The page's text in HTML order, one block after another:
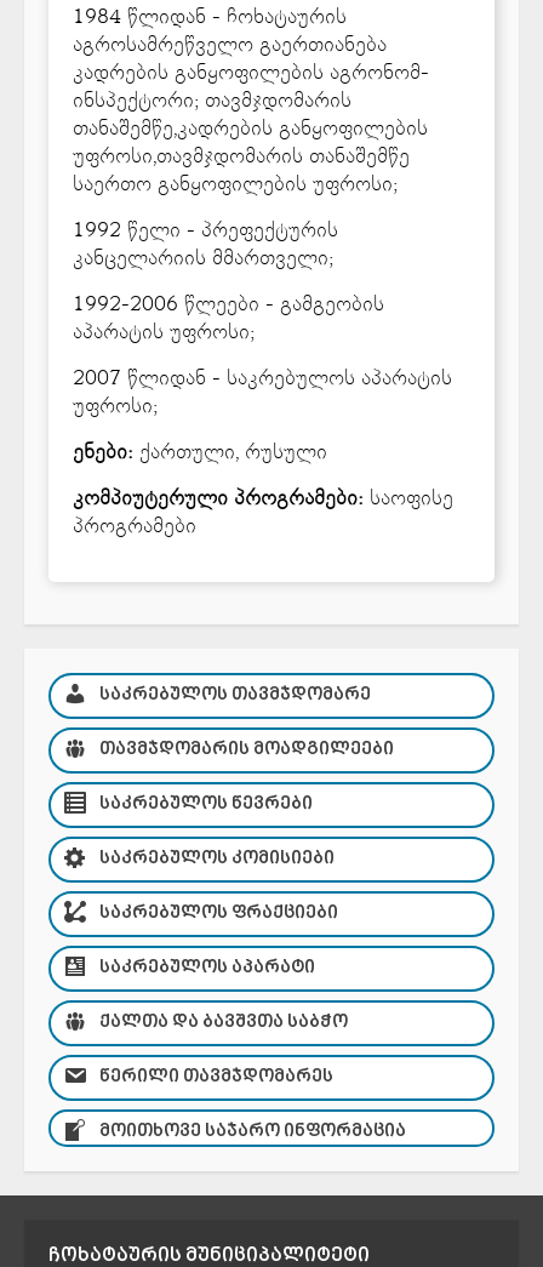
1984 წლიდან - ჩოხატაურის
აგროსამრეწველო გაერთიანება
კადრების განყოფილების აგრონომ-
ინსპექტორი; თავმჯდომარის
თანაშემწე,კადრების განყოფილების
უფროსი,თავმჯდომარის თანაშემწე
საერთო განყოფილების უფროსი;
1992 წელი - პრეფექტურის
კანცელარიის მმართველი;
1992-2006 წლეები - გამგეობის
აპარატის უფროსი;
2007 წლიდან - საკრებულოს აპარატის
უფროსი;
ენები: ქართული, რუსული
კომპიუტერული პროგრამები: საოფისე
პროგრამები
ᲡᲐᲙᲠᲔᲑᲣᲚᲝᲡ ᲗᲐᲕᲛᲯᲓᲝᲛᲐᲠᲔ
ᲗᲐᲕᲛᲯᲓᲝᲛᲐᲠᲘᲡ ᲛᲝᲐᲓᲒᲘᲚᲔᲔᲑᲘ
ᲡᲐᲙᲠᲔᲑᲣᲚᲝᲡ ᲬᲔᲕᲠᲔᲑᲘ
ᲡᲐᲙᲠᲔᲑᲣᲚᲝᲡ ᲙᲝᲛᲘᲡᲘᲔᲑᲘ
ᲡᲐᲙᲠᲔᲑᲣᲚᲝᲡ ᲤᲠᲐᲥᲪᲘᲔᲑᲘ
ᲡᲐᲙᲠᲔᲑᲣᲚᲝᲡ ᲐᲞᲐᲠᲐᲢᲘ
ᲥᲐᲚᲗᲐ ᲓᲐ ᲑᲐᲕᲨᲕᲗᲐ ᲡᲐᲑᲭᲝ
ᲬᲔᲠᲘᲚᲘ ᲗᲐᲕᲛᲯᲓᲝᲛᲐᲠᲔᲡ
ᲛᲝᲘᲗᲮᲝᲕᲔ ᲡᲐᲯᲐᲠᲝ ᲘᲜᲤᲝᲠᲛᲐᲪᲘᲐ
ᲩᲝᲮᲐᲢᲐᲣᲠᲘᲡ ᲛᲣᲜᲘᲪᲘᲞᲐᲚᲘᲢᲔᲢᲘ